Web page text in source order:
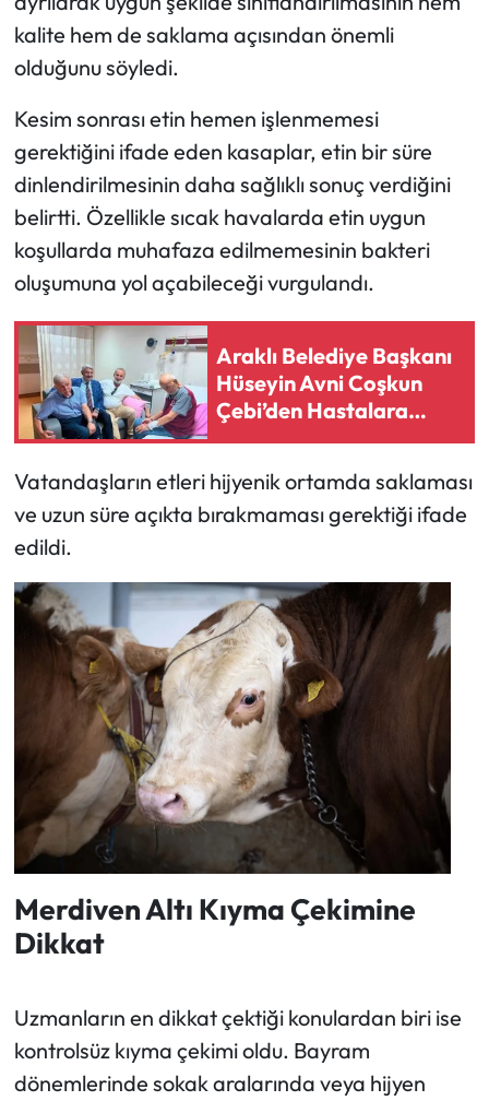
kalite hem de saklama açısından önemli
olduğunu söyledi.
Kesim sonrası etin hemen işlenmemesi
gerektiğini ifade eden kasaplar, etin bir süre
dinlendirilmesinin daha sağlıklı sonuç verdiğini
belirtti. Özellikle sıcak havalarda etin uygun
koşullarda muhafaza edilmemesinin bakteri
oluşumuna yol açabileceği vurgulandı.
Araklı Belediye Başkanı
Hüseyin Avni Coşkun
Çebi’den Hastalara
Moral Ziyareti
Vatandaşların etleri hijyenik ortamda saklaması
ve uzun süre açıkta bırakmaması gerektiği ifade
edildi.
Merdiven Altı Kıyma Çekimine
Dikkat
Uzmanların en dikkat çektiği konulardan biri ise
kontrolsüz kıyma çekimi oldu. Bayram
dönemlerinde sokak aralarında veya hijyen